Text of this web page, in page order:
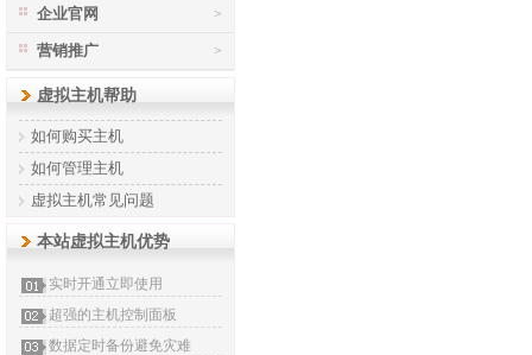
>
企业官网
>
营销推广
虚拟主机帮助
如何购买主机
如何管理主机
虚拟主机常见问题
本站虚拟主机优势
实时开通立即使用
超强的主机控制面板
数据定时备份避免灾难